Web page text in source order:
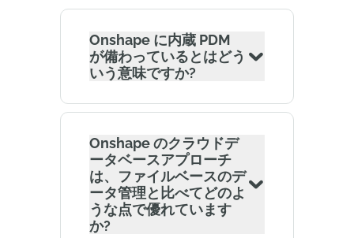
Onshape に内蔵 PDM
が備わっているとはどう
いう意味ですか?
Onshape のクラウドデ
ータベースアプローチ
は、ファイルベースのデ
ータ管理と比べてどのよ
うな点で優れています
か?